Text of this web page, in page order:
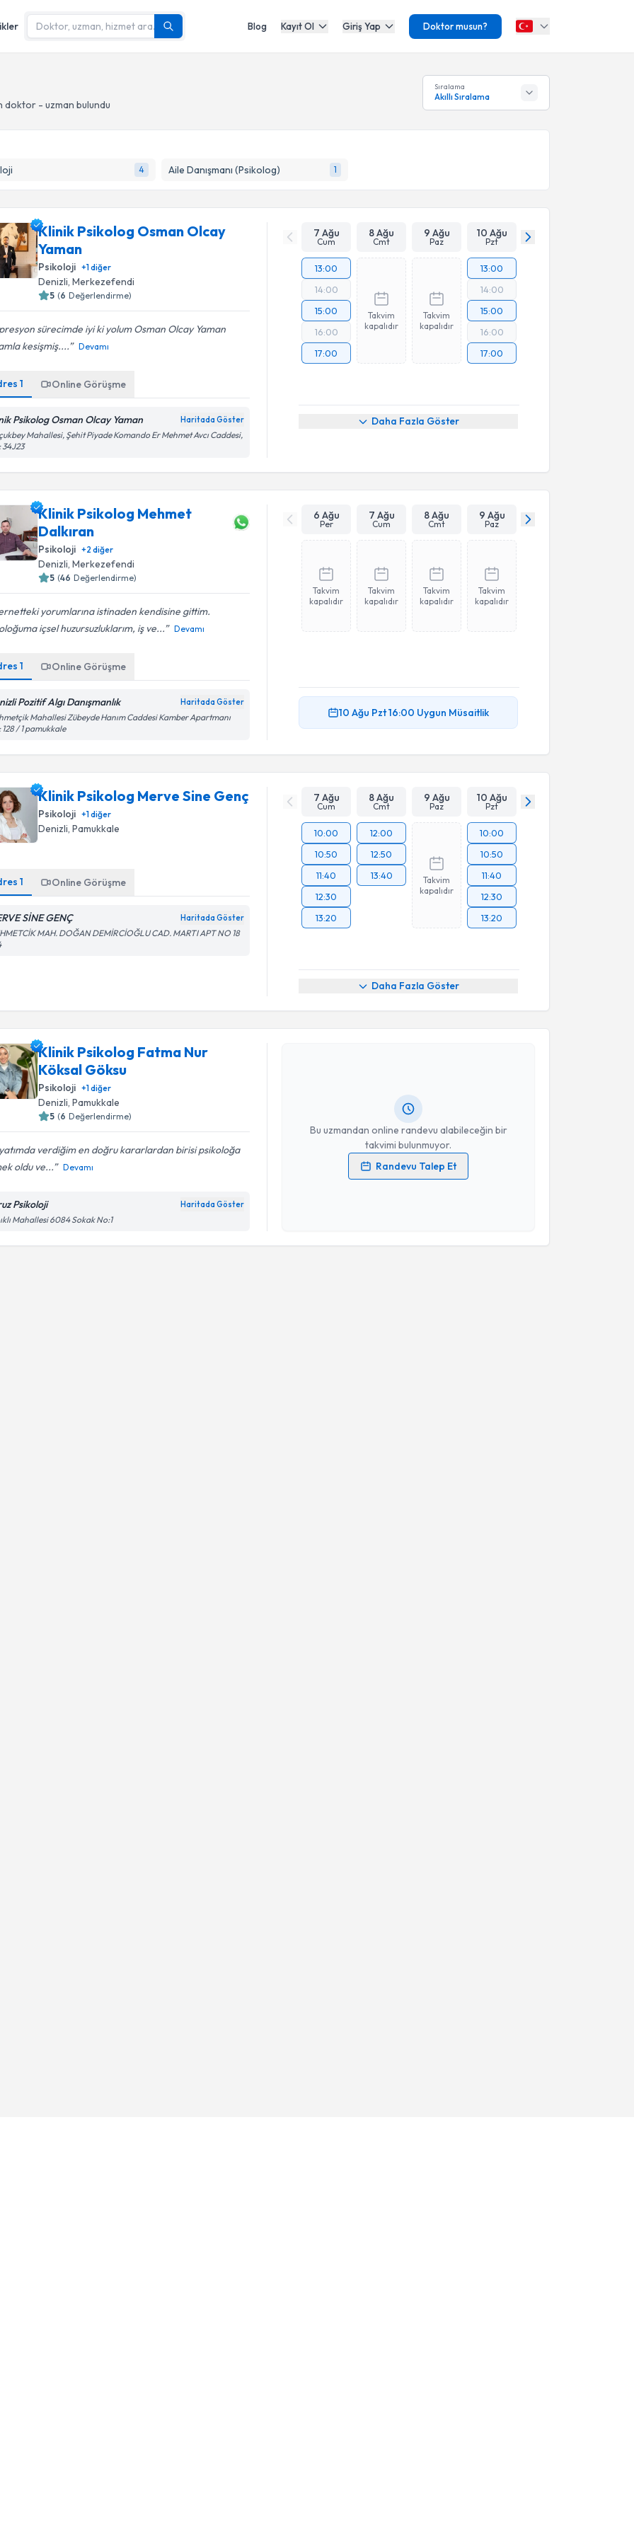
Blog Kayıt Ol Giriş Yap Doktor musun?
doktor - uzman bulundu
Sıralama
Akıllı Sıralama
4 Aile Danışmanı (Psikolog) 1
Klinik Psikolog Osman Olcay
Yaman
Psikoloji +1diğer
Denizli, Merkezefendi
5 (6 Değerlendirme)
sürecimde iyi ki yolum Osman Olcay Yaman
kesişmiş....
Devamı
1 Online Görüşme
Psikolog Osman Olcay Yaman Haritada Göster
Mahallesi, Şehit Piyade Komando Er Mehmet Avcı Caddesi,
34J23
7 Ağu
Cum
8 Ağu
Cmt
9 Ağu
Paz
10 Ağu
Pzt
13:00
14:00
15:00
16:00
17:00
Takvim
kapalıdır
Takvim
kapalıdır
13:00
14:00
15:00
16:00
17:00
Daha Fazla Göster
Klinik Psikolog Mehmet
Dalkıran
Psikoloji +2 diğer
Denizli, Merkezefendi
5 (46 Değerlendirme)
yorumlarına istinaden kendisine gittim.
içsel huzursuzluklarım, iş ve...
Devamı
1 Online Görüşme
Pozitif Algı Danışmanlık Haritada Göster
Mahallesi Zübeyde Hanım Caddesi Kamber Apartmanı
128 / 1 pamukkale
6 Ağu
Per
7 Ağu
Cum
8 Ağu
Cmt
9 Ağu
Paz
Takvim
kapalıdır
Takvim
kapalıdır
Takvim
kapalıdır
Takvim
kapalıdır
10 Ağu Pzt16:00 Uygun Müsaitlik
Klinik Psikolog Merve Sine Genç
Psikoloji +1diğer
Denizli, Pamukkale
1 Online Görüşme
SİNE GENÇ Haritada Göster
MAH. DOĞAN DEMİRCİOĞLU CAD. MARTI APT NO 18
7 Ağu
Cum
8 Ağu
Cmt
9 Ağu
Paz
10 Ağu
Pzt
10:00
10:50
11:40
12:30
13:20
12:00
12:50
13:40
Takvim
kapalıdır
10:00
10:50
11:40
12:30
13:20
Daha Fazla Göster
Klinik Psikolog Fatma Nur
Köksal Göksu
Psikoloji +1diğer
Denizli , Pamukkale
5 (6 Değerlendirme)
verdiğim en doğru kararlardan birisi psikoloğa
oldu ve...
Devamı
Psikoloji Haritada Göster
Mahallesi 6084 Sokak No:1
Bu uzmandan online randevu alabileceğin bir
takvimi bulunmuyor.
Randevu Talep Et
Randevu Takvimi Talebi
Kişisel verilerimin işlenmesine ilişkinAydınlatma Metni